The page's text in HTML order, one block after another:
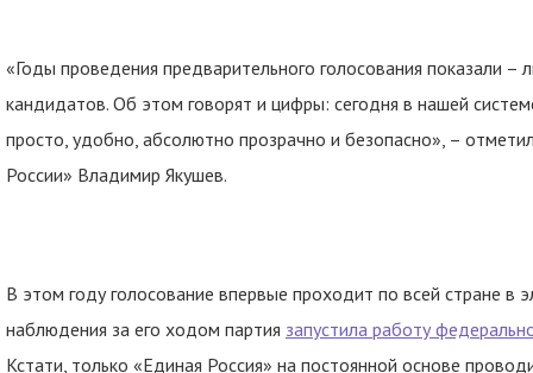
«Годы проведения предварительного голосования показали
кандидатов. Об этом говорят и цифры: сегодня в нашей
просто, удобно, абсолютно прозрачно и безопасно», –
России» Владимир Якушев.
В этом году голосование впервые проходит по всей стране в
наблюдения за его ходом партия запустила работу
Кстати, только «Единая Россия» на постоянной основе